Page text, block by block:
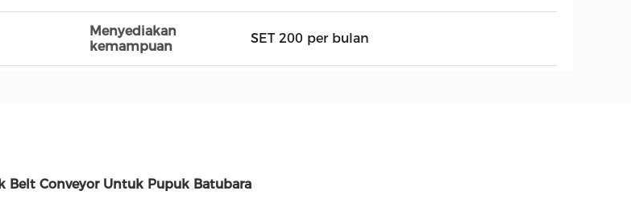
Menyediakan
kemampuan
SET 200 per bulan
Belt Conveyor Untuk Pupuk Batubara